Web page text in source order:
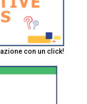
con un click!